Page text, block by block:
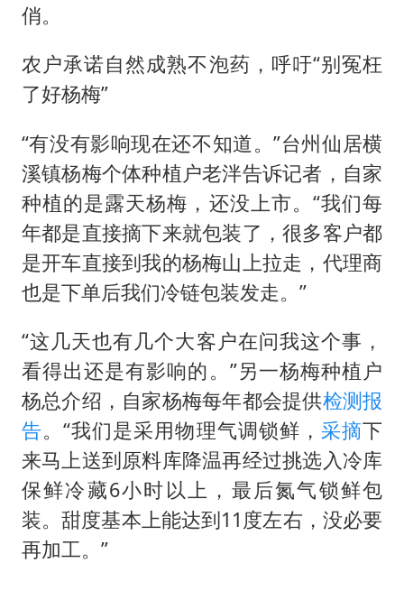
俏。
农户承诺自然成熟不泡药，呼吁“别冤枉
了好杨梅”
“有没有影响现在还不知道。”台州仙居横
溪镇杨梅个体种植户老泮告诉记者，自家
种植的是露天杨梅，还没上市。“我们每
年都是直接摘下来就包装了，很多客户都
是开车直接到我的杨梅山上拉走，代理商
也是下单后我们冷链包装发走。”
“这几天也有几个大客户在问我这个事，
看得出还是有影响的。”另一杨梅种植户
杨总介绍，自家杨梅每年都会提供检测报
告。“我们是采用物理气调锁鲜， 采摘下
来马上送到原料库降温再经过挑选入冷库
保鲜冷藏6小时以上，最后氮气锁鲜包
装。甜度基本上能达到11度左右，没必要
再加工。”